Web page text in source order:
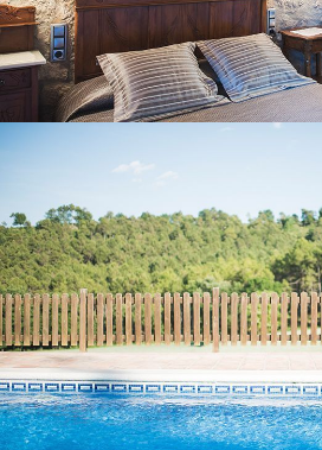
JARDÍN Y PISCINA
PORCHE CON